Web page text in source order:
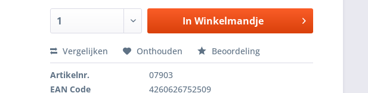
In Winkelmandje
Vergelijken Onthouden Beoordeling
Artikelnr.
07903
EAN Code
4260626752509